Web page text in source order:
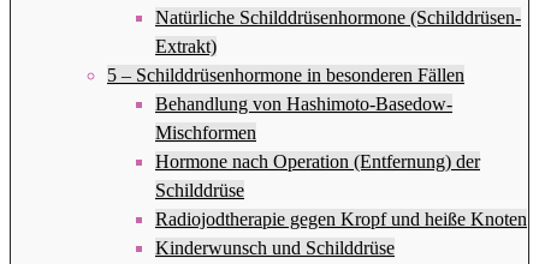
Natürliche Schilddrüsenhormone (Schilddrüsen-
Extrakt)
5 – Schilddrüsenhormone in besonderen Fällen
Behandlung von Hashimoto-Basedow-
Mischformen
Hormone nach Operation (Entfernung) der
Schilddrüse
Radiojodtherapie gegen Kropf und heiße Knoten
Kinderwunsch und Schilddrüse